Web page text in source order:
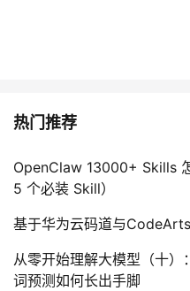
热门推荐
OpenClaw 13000+ Skills
5 个必装 Skill）
基于华为云码道与
从零开始理解大模型（十
词预测如何长出手脚